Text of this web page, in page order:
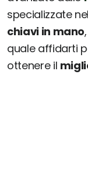
specializzate
chiavi in mano
quale affidarti
ottenere il